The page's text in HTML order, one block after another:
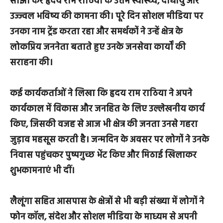
उज्ज्वल भविष्य की कामना की। पूरे दिन सोशल मीडिया पर
उनका नाम ट्रेंड करता रहा और समर्थकों ने उन्हें क्षेत्र के
लोकप्रिय जननेता बताते हुए उनके जनसेवा कार्यों की
सराहना की।
कई कार्यकर्ताओं ने लिखा कि हृदय राम राठिया ने अपने
कार्यकाल में विकास और जनहित के लिए उल्लेखनीय कार्य
किए, जिसकी वजह से आज भी क्षेत्र की जनता उनसे गहरा
जुड़ाव महसूस करती है। जन्मदिन के अवसर पर लोगों ने उनके
निवास पहुंचकर पुष्पगुच्छ भेंट किए और मिठाई खिलाकर
शुभकामनाएं भी दीं।
लैलूंगा सहित आसपास के क्षेत्रों से भी बड़ी संख्या में लोगों ने
फोन कॉल, संदेश और सोशल मीडिया के माध्यम से अपनी